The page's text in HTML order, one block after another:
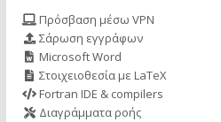
Πρόσβαση μέσω VPN
Σάρωση εγγράφων
Microsoft Word
Στοιχειοθεσία με LaTeX
Fortran IDE & compilers
Διαγράμματα ροής